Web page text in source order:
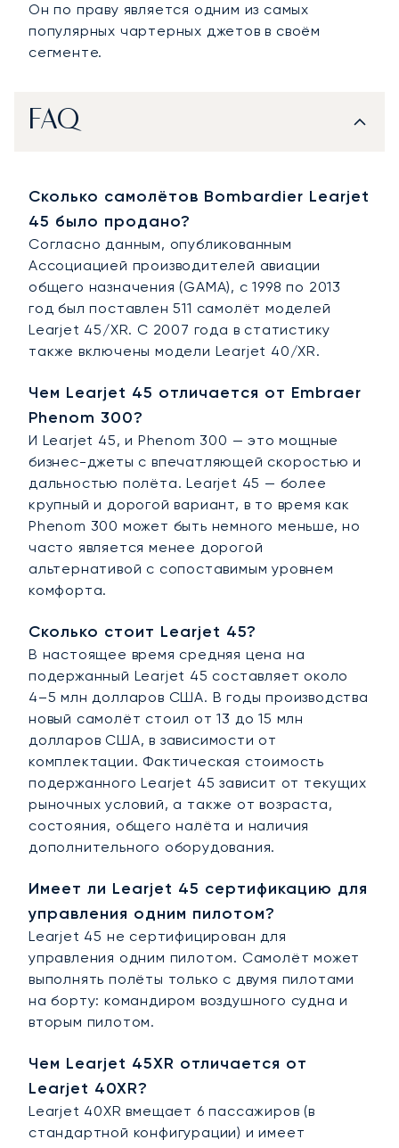
Он по праву является одним из самых
популярных чартерных джетов в своём
сегменте.
FAQ
Сколько самолётов Bombardier Learjet
45 было продано?
Согласно данным, опубликованным
Ассоциацией производителей авиации
общего назначения (GAMA), с 1998 по 2013
год был поставлен 511 самолёт моделей
Learjet 45/XR. С 2007 года в статистику
также включены модели Learjet 40/XR.
Чем Learjet 45 отличается от Embraer
Phenom 300?
И Learjet 45, и Phenom 300 — это мощные
бизнес-джеты с впечатляющей скоростью и
дальностью полёта. Learjet 45 — более
крупный и дорогой вариант, в то время как
Phenom 300 может быть немного меньше, но
часто является менее дорогой
альтернативой с сопоставимым уровнем
комфорта.
Сколько стоит Learjet 45?
В настоящее время средняя цена на
подержанный Learjet 45 составляет около
4–5 млн долларов США. В годы производства
новый самолёт стоил от 13 до 15 млн
долларов США, в зависимости от
комплектации. Фактическая стоимость
подержанного Learjet 45 зависит от текущих
рыночных условий, а также от возраста,
состояния, общего налёта и наличия
дополнительного оборудования.
Имеет ли Learjet 45 сертификацию для
управления одним пилотом?
Learjet 45 не сертифицирован для
управления одним пилотом. Самолёт может
выполнять полёты только с двумя пилотами
на борту: командиром воздушного судна и
вторым пилотом.
Чем Learjet 45XR отличается от
Learjet 40XR?
Learjet 40XR вмещает 6 пассажиров (в
стандартной конфигурации) и имеет